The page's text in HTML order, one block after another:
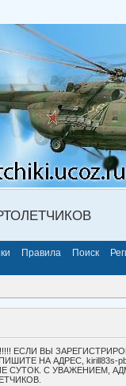
Правила Поиск
ЕСЛИ ВЫ
НА АДРЕС, kirill83s-
СУТОК. С УВАЖЕНИЕМ,